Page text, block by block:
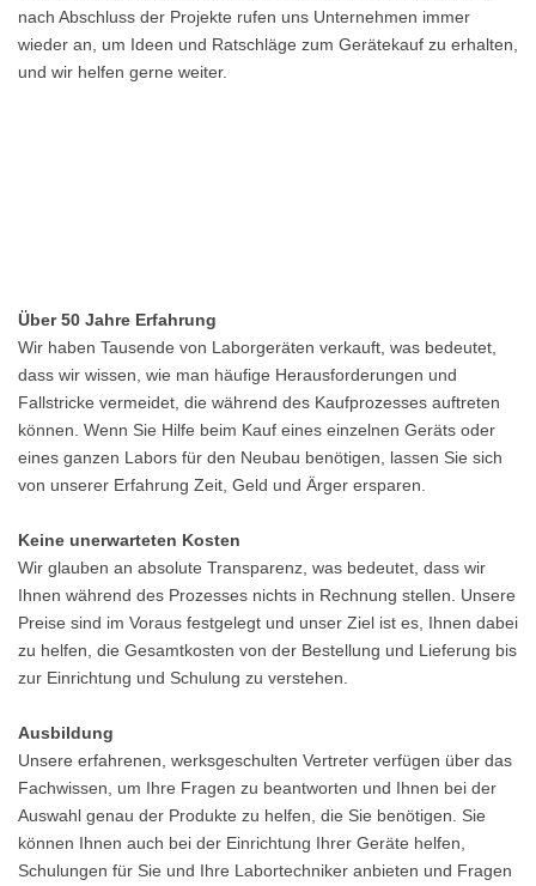
nach Abschluss der Projekte rufen uns Unternehmen immer
wieder an, um Ideen und Ratschläge zum Gerätekauf zu erhalten,
und wir helfen gerne weiter.
Über 50 Jahre Erfahrung
Wir haben Tausende von Laborgeräten verkauft, was bedeutet,
dass wir wissen, wie man häufige Herausforderungen und
Fallstricke vermeidet, die während des Kaufprozesses auftreten
können. Wenn Sie Hilfe beim Kauf eines einzelnen Geräts oder
eines ganzen Labors für den Neubau benötigen, lassen Sie sich
von unserer Erfahrung Zeit, Geld und Ärger ersparen.
Keine unerwarteten Kosten
Wir glauben an absolute Transparenz, was bedeutet, dass wir
Ihnen während des Prozesses nichts in Rechnung stellen. Unsere
Preise sind im Voraus festgelegt und unser Ziel ist es, Ihnen dabei
zu helfen, die Gesamtkosten von der Bestellung und Lieferung bis
zur Einrichtung und Schulung zu verstehen.
Ausbildung
Unsere erfahrenen, werksgeschulten Vertreter verfügen über das
Fachwissen, um Ihre Fragen zu beantworten und Ihnen bei der
Auswahl genau der Produkte zu helfen, die Sie benötigen. Sie
können Ihnen auch bei der Einrichtung Ihrer Geräte helfen,
Schulungen für Sie und Ihre Labortechniker anbieten und Fragen